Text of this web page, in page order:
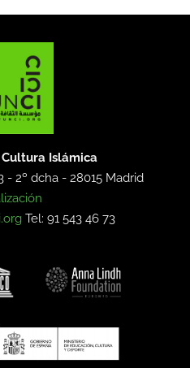
Islámica
- 2º dcha -28015 Madrid
Tel: 91 543 46 73